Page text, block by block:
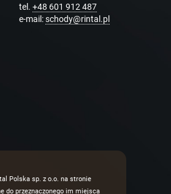
tel. +48 601 912 487
e-mail:schody@rintal.pl
Polska sp. z o.o. na stronie
do przeznaczonego im miejsca